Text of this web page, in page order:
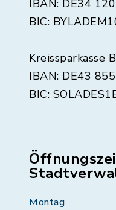
IBAN: DE34
BIC:
Kreissparkasse
IBAN: DE43
BIC:
Montag